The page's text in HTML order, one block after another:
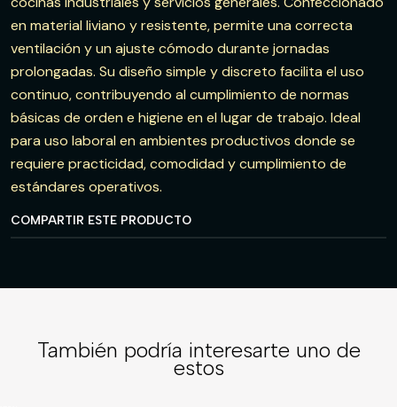
en material liviano y resistente, permite una correcta
ventilación y un ajuste cómodo durante jornadas
prolongadas. Su diseño simple y discreto facilita el uso
continuo, contribuyendo al cumplimiento de normas
básicas de orden e higiene en el lugar de trabajo. Ideal
para uso laboral en ambientes productivos donde se
requiere practicidad, comodidad y cumplimiento de
estándares operativos.
COMPARTIR ESTE PRODUCTO
También podría interesarte uno de
estos